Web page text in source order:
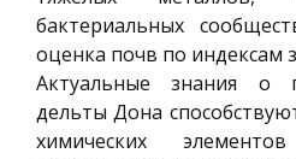
бактериальных
оценка почв по индексам
Актуальные знания о
дельты Дона
химических